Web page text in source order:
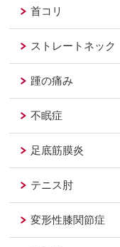
首コリ
ストレートネック
踵の痛み
不眠症
足底筋膜炎
テニス肘
変形性膝関節症